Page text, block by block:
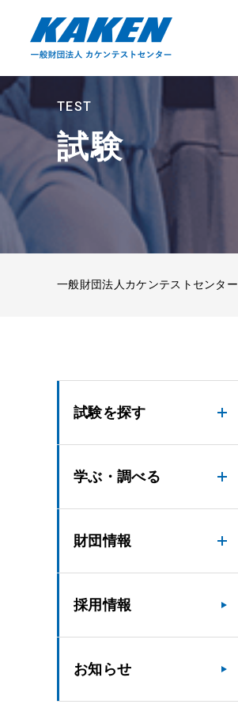
TEST
試験
一般財団法人カケンテストセンター
試験を探す
学ぶ・調べる
財団情報
採用情報
お知らせ